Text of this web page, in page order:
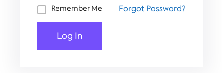
Remember Me Forgot Password?
Log In